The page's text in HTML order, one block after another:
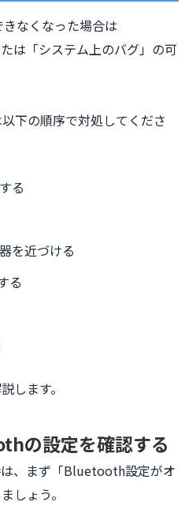
なくなった場合は
は「システム上のバグ」の可
下の順序で対処してくださ
る
を近づける
る
します。
の設定を確認する
、まず「Bluetooth設定がオ
しょう。